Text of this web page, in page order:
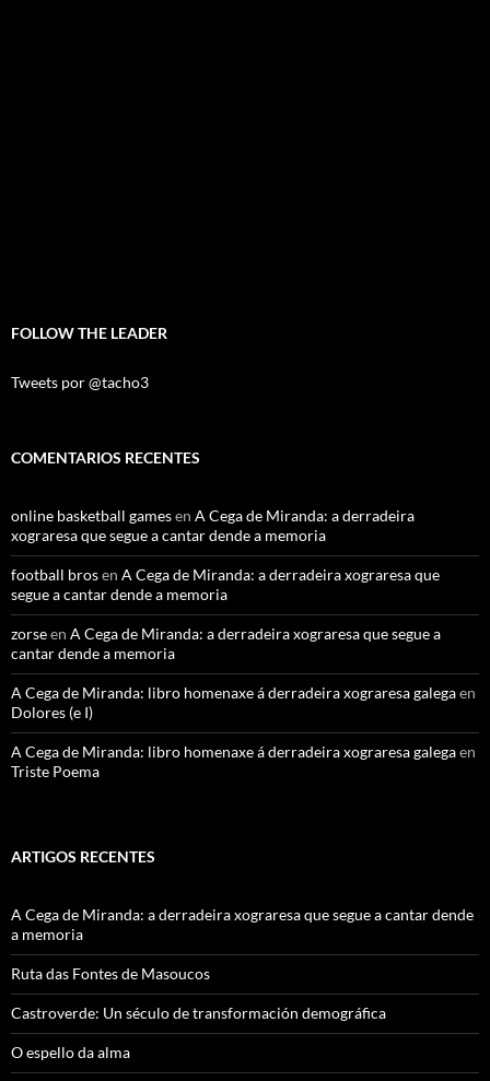
FOLLOW THE LEADER
Tweets por @tacho3
COMENTARIOS RECENTES
online basketball gamesen A Cega de Miranda: a derradeira
xograresa que segue a cantar dende a memoria
football brosen A Cega de Miranda: a derradeira xograresa que
segue a cantar dende a memoria
zorseen A Cega de Miranda: a derradeira xograresa que segue a
cantar dende a memoria
A Cega de Miranda: libro homenaxe á derradeira xograresa galegaen
Dolores (e I)
A Cega de Miranda: libro homenaxe á derradeira xograresa galegaen
Triste Poema
ARTIGOS RECENTES
A Cega de Miranda: a derradeira xograresa que segue a cantar dende
a memoria
Ruta das Fontes de Masoucos
Castroverde: Un século de transformación demográfica
O espello da alma